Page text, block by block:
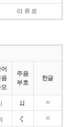
랴 류 료
음
주음
부호
한글
j ㅈ
q ㅊ